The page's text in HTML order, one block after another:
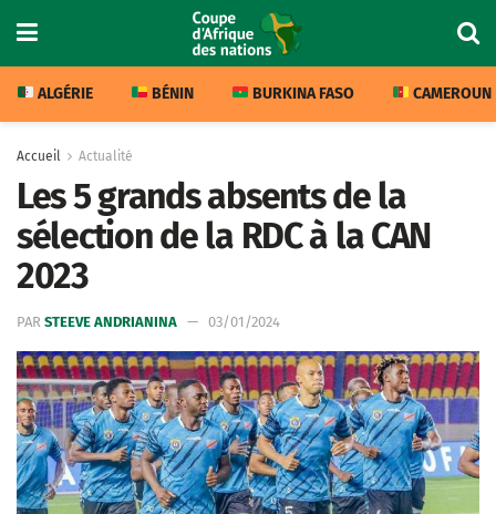
ALGÉRIE BÉNIN BURKINA FASO CAMEROUN
Accueil Actualité
Les 5 grands absents de la
sélection de la RDC à la CAN
2023
PAR STEEVE ANDRIANINA 03/01/2024